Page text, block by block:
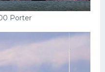
Porter